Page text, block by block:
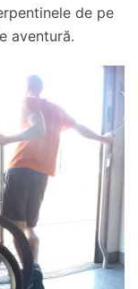
de pe
aventură.